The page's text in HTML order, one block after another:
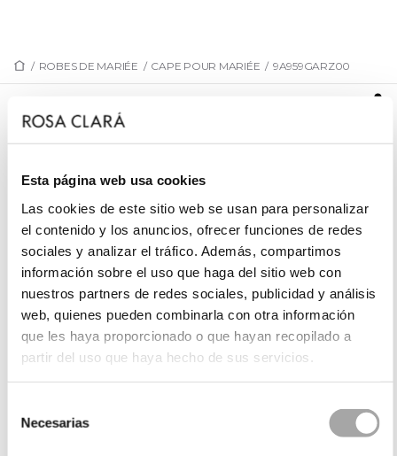
Esta página web usa cookies
Las cookies de este sitio web se usan para personalizar
el contenido y los anuncios, ofrecer funciones de redes
sociales y analizar el tráfico. Además, compartimos
información sobre el uso que haga del sitio web con
nuestros partners de redes sociales, publicidad y análisis
web, quienes pueden combinarla con otra información
que les haya proporcionado o que hayan recopilado a
partir del uso que haya hecho de sus servicios.
Necesarias
/ ROBES DE MARIÉE / CAPE POUR MARIÉE / 9A959GARZ00
9A959GARZ00
Modèle Rosa Clará.
PRENEZ RENDEZ-VOUS